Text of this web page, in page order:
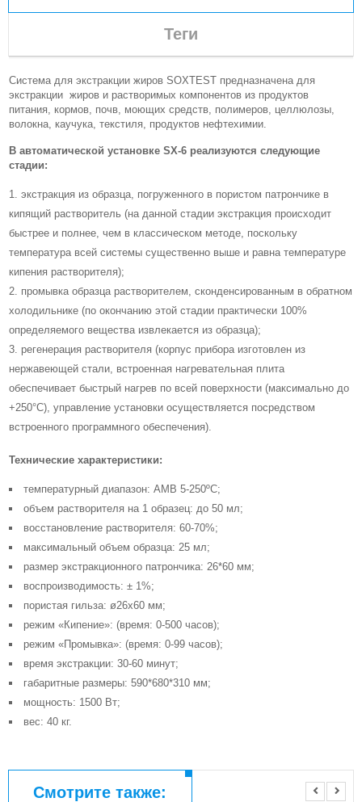
Теги
Система для экстракции жиров SOXTEST предназначена для
экстракции жиров и растворимых компонентов из продуктов
питания, кормов, почв, моющих средств, полимеров, целлюлозы,
волокна, каучука, текстиля, продуктов нефтехимии.
В автоматической установке SX-6 реализуются следующие
стадии:
экстракция из образца, погруженного в пористом патрончике в
кипящий растворитель (на данной стадии экстракция происходит
быстрее и полнее, чем в классическом методе, поскольку
температура всей системы существенно выше и равна температуре
кипения растворителя);
промывка образца растворителем, сконденсированным в обратном
холодильнике (по окончанию этой стадии практически 100%
определяемого вещества извлекается из образца);
регенерация растворителя (корпус прибора изготовлен из
нержавеющей стали, встроенная нагревательная плита
обеспечивает быстрый нагрев по всей поверхности (максимально до
+250°C), управление установки осуществляется посредством
встроенного программного обеспечения).
Технические характеристики:
температурный диапазон: AMB 5-250ºC;
объем растворителя на 1 образец: до 50 мл;
восстановление растворителя: 60-70%;
максимальный объем образца: 25 мл;
размер экстракционного патрончика: 26*60 мм;
воспроизводимость: ± 1%;
пористая гильза: ø26х60 мм;
режим «Кипение»: (время: 0-500 часов);
режим «Промывка»: (время: 0-99 часов);
время экстракции: 30-60 минут;
габаритные размеры: 590*680*310 мм;
мощность: 1500 Вт;
вес: 40 кг.
Смотрите также: